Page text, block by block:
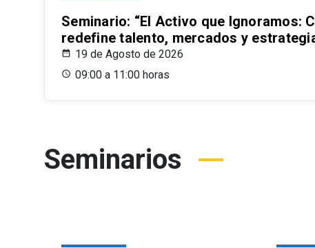
Seminario: “El Activo que Ignoramos:
redefine talento, mercados y
19 de Agosto de 2026
09:00 a 11:00 horas
Seminarios